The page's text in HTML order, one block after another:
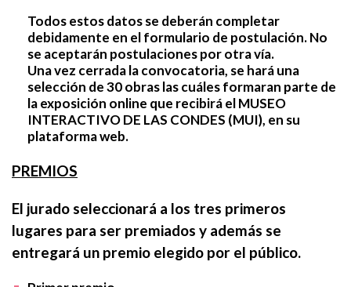
INICIO
LA FUNDACIÓN
PREMIO SETBA CHILE 2026
PRENSA
ARTISTAS
Todos estos datos se deberán completar
debidamente en el formulario de postulación. No
se aceptarán postulaciones por otra vía.
Una vez cerrada la convocatoria, se hará una
selección de 30 obras las cuáles formaran parte de
la exposición online que recibirá el MUSEO
INTERACTIVO DE LAS CONDES (MUI), en su
plataforma web.
PREMIOS
El jurado seleccionará a los tres primeros
lugares para ser premiados y además se
entregará un premio elegido por el público.